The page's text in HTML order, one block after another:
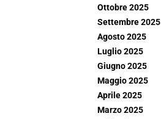
Ottobre 2025
Settembre 2025
Agosto 2025
Luglio 2025
Giugno 2025
Maggio 2025
Aprile 2025
Marzo 2025